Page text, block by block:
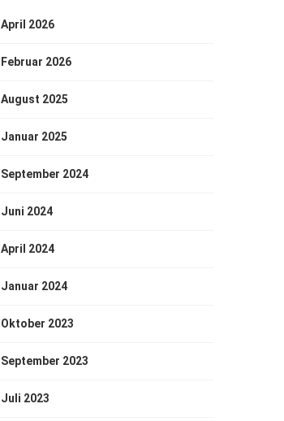
April 2026
Februar 2026
August 2025
Januar 2025
September 2024
Juni 2024
April 2024
Januar 2024
Oktober 2023
September 2023
Juli 2023